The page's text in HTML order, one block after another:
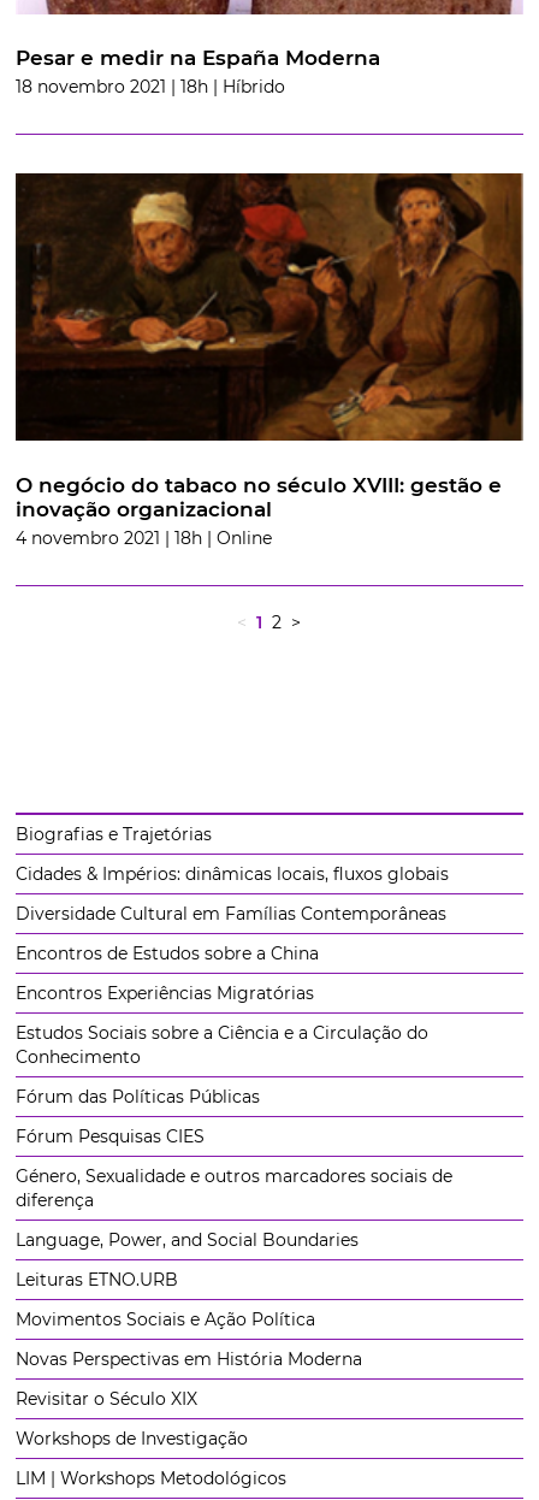
Pesar e medir na España Moderna
18 novembro 2021 | 18h | Híbrido
O negócio do tabaco no século XVIII: gestão e
inovação organizacional
4 novembro 2021 | 18h | Online
< 1 2 >
Biografias e Trajetórias
Cidades & Impérios: dinâmicas locais, fluxos globais
Diversidade Cultural em Famílias Contemporâneas
Encontros de Estudos sobre a China
Encontros Experiências Migratórias
Estudos Sociais sobre a Ciência e a Circulação do
Conhecimento
Fórum das Políticas Públicas
Fórum Pesquisas CIES
Género, Sexualidade e outros marcadores sociais de
diferença
Language, Power, and Social Boundaries
Leituras ETNO.URB
Movimentos Sociais e Ação Política
Novas Perspectivas em História Moderna
Revisitar o Século XIX
Workshops de Investigação
LIM | Workshops Metodológicos